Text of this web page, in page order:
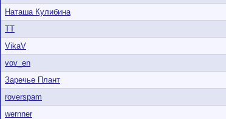
Наташа Кулибина
ТТ
VikaV
vov_en
Заречье Плант
roverspam
wernner